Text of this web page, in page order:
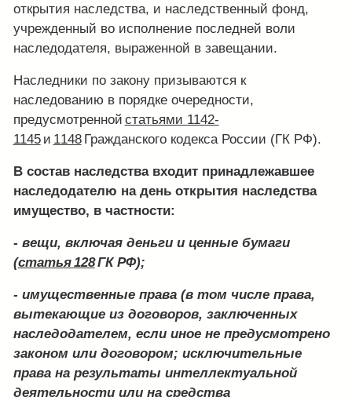
открытия наследства, и наследственный фонд,
учрежденный во исполнение последней воли
наследодателя, выраженной в завещании.
Наследники по закону призываются к
наследованию в порядке очередности,
предусмотренной статьями 1142-
1145и 1148Гражданского кодекса России (ГК РФ).
В состав наследства входит принадлежавшее
наследодателю на день открытия наследства
имущество, в частности:
- вещи, включая деньги и ценные бумаги
(статья 128ГК РФ);
- имущественные права (в том числе права,
вытекающие из договоров, заключенных
наследодателем, если иное не предусмотрено
законом или договором; исключительные
права на результаты интеллектуальной
деятельности или на средства